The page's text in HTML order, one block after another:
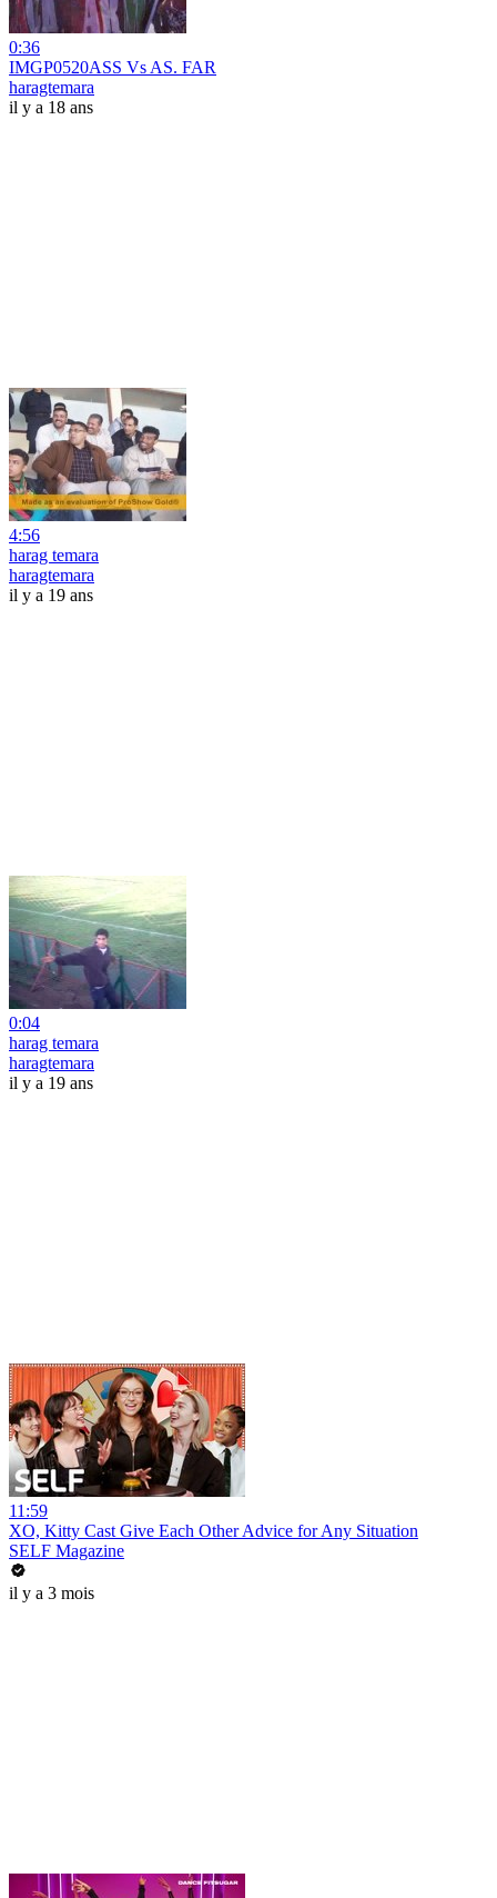
0:36
IMGP0520ASS Vs AS. FAR
haragtemara
il y a 18 ans
4:56
harag temara
haragtemara
il y a 19 ans
0:04
harag temara
haragtemara
il y a 19 ans
11:59
XO, Kitty Cast Give Each Other Advice for Any Situation
SELF Magazine
il y a 3 mois